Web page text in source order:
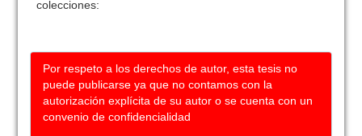
colecciones:
Por respeto a los derechos de autor, esta tesis no
puede publicarse ya que no contamos con la
autorización explícita de su autor o se cuenta con un
convenio de confidencialidad